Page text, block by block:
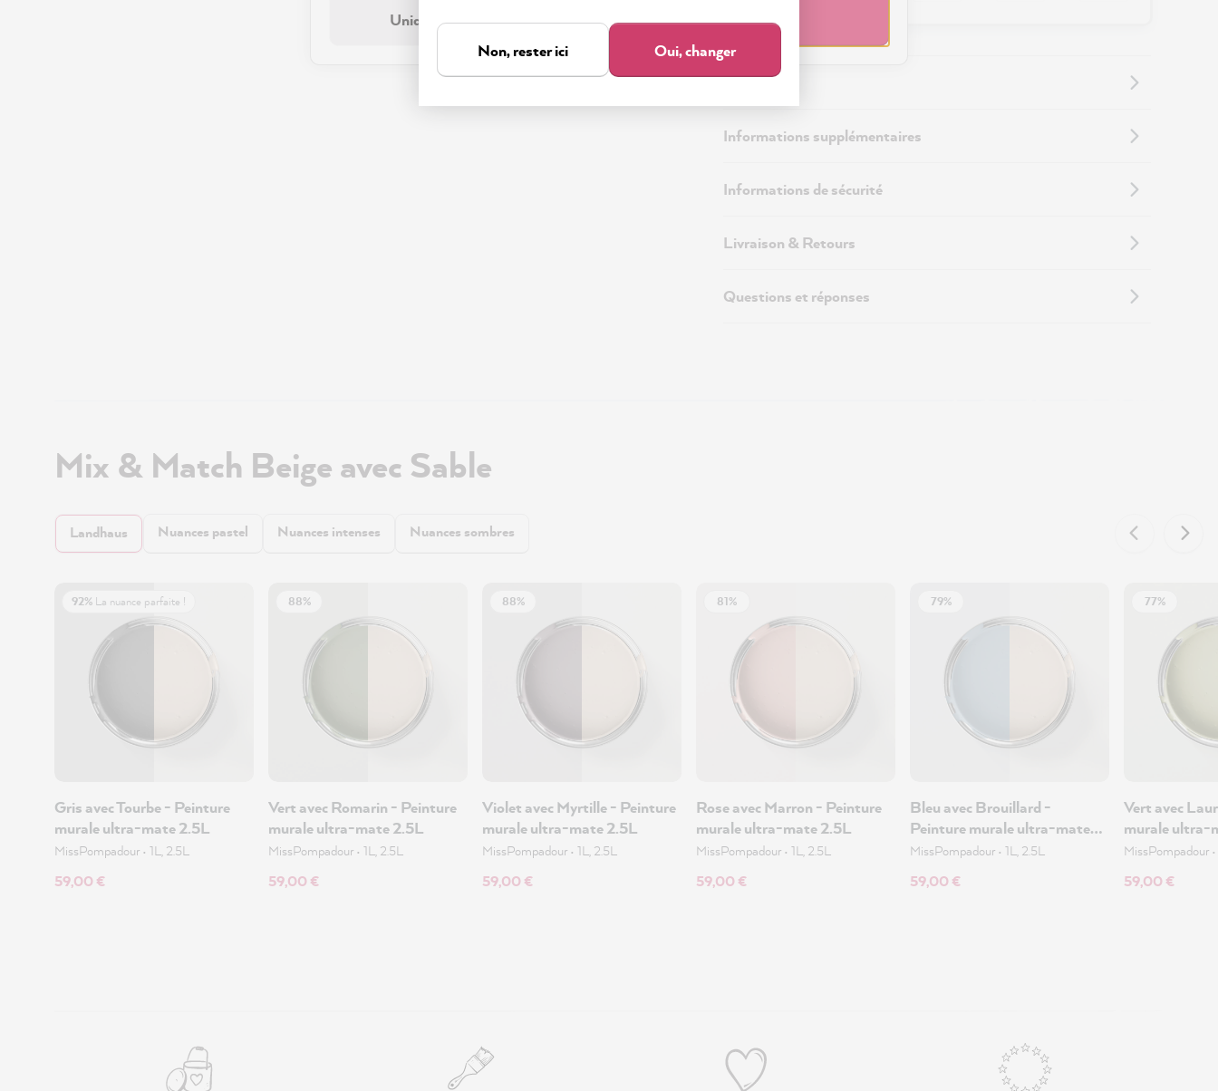
Description
Informations supplémentaires
Informations de sécurité
Livraison & Retours
Questions et réponses
Mix & Match Beige avec Sable
Landhaus Nuances pastel Nuances intenses Nuances sombres
92% La nuance parfaite !
Gris avec Tourbe - Peinture
murale ultra-mate 2.5L
MissPompadour • 1L, 2.5L
59,00 €
88%
Vert avec Romarin - Peinture
murale ultra-mate 2.5L
MissPompadour • 1L, 2.5L
59,00 €
88%
Violet avec Myrtille - Peinture
murale ultra-mate 2.5L
MissPompadour • 1L, 2.5L
59,00 €
81%
Rose avec Marron - Peinture
murale ultra-mate 2.5L
MissPompadour • 1L, 2.5L
59,00 €
79%
Bleu avec Brouillard -
Peinture murale ultra-mate
2.5L
MissPompadour • 1L, 2.5L
59,00 €
77%
Vert avec
murale ultra-
MissPompadour •
59,00 €
Tout accepter
Uniquement nécessaire
Non, rester ici Oui, changer